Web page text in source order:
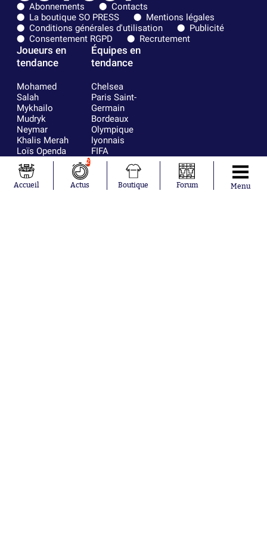
Abonnements
Contacts
La boutique SO PRESS
Mentions légales
Conditions générales d'utilisation
Publicité
Consentement RGPD
Recrutement
Joueurs en
tendance
Mohamed
Salah
Mykhailo
Mudryk
Neymar
Khalis Merah
Loïs Openda
Moussa
Niakhaté
Nicolás
Équipes en
tendance
Chelsea
Paris Saint-
Germain
Bordeaux
Olympique
lyonnais
FIFA
Real Madrid
RC Strasbourg
AC Milan
Accueil
2
Actus Boutique Forum Menu